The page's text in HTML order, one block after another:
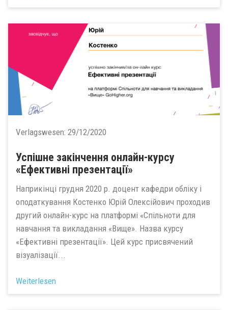
Verlagswesen: 29/12/2020
Успішне закінчення онлайн-курсу
«Ефективні презентації»
Наприкінці грудня 2020 р. доцент кафедри обліку і
оподаткування Костенко Юрій Олексійович проходив
другий онлайн-курс на платформі «Спільноти для
навчання та викладання «Вище». Назва курсу
«Ефективні презентації». Цей курс присвячений
візуалізації...
Weiterlesen